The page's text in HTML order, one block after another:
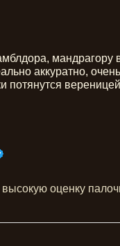
мандрагору
аккуратно,
потянутся
оценку